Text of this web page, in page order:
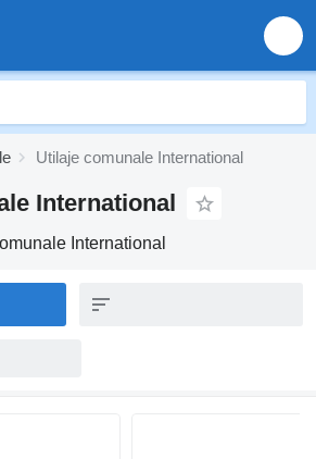
Utilaje comunale International
International
International